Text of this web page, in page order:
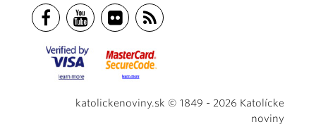
katolickenoviny.sk © 1849 - 2026 Katolícke
noviny